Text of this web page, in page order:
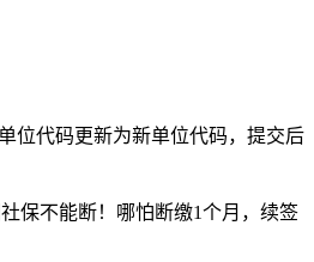
位代码更新为新单位代码，提交后
保不能断！哪怕断缴1个月，续签